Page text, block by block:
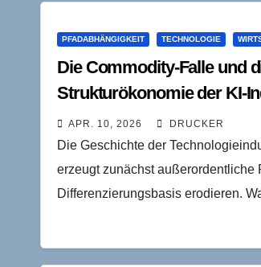
PFADABHÄNGIGKEIT TECHNOLOGIE
Die Commodity-Falle und
Strukturökonomie der KI-
APR. 10, 2026 DRUCKER
Die Geschichte der
erzeugt zunächst
Differenzierungsbasis erodieren.